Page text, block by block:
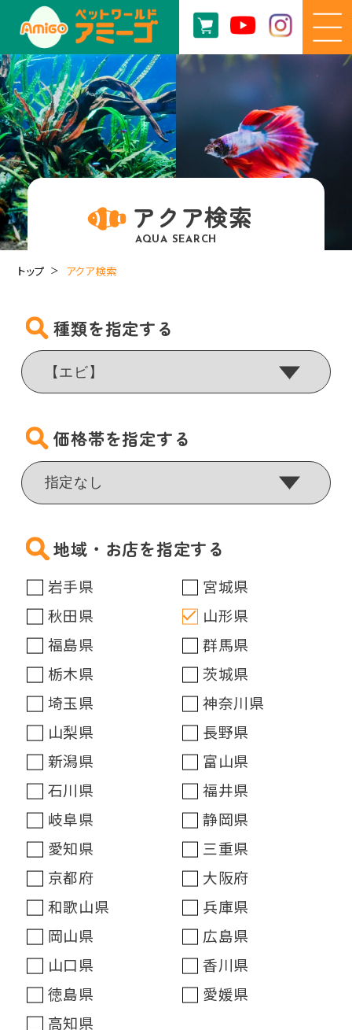
アクア検索
AQUA SEARCH
トップ アクア検索
種類を指定する
価格帯を指定する
地域・お店を指定する
岩手県
宮城県
秋田県
山形県
福島県
群馬県
栃木県
茨城県
埼玉県
神奈川県
山梨県
長野県
新潟県
富山県
石川県
福井県
岐阜県
静岡県
愛知県
三重県
京都府
大阪府
和歌山県
兵庫県
岡山県
広島県
山口県
香川県
徳島県
愛媛県
高知県